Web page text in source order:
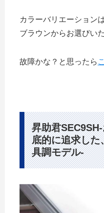
カラーバリエーション
ブラウンからお選びい
故障かな？と思ったら
昇助君
底的に追求した
具調モデル-